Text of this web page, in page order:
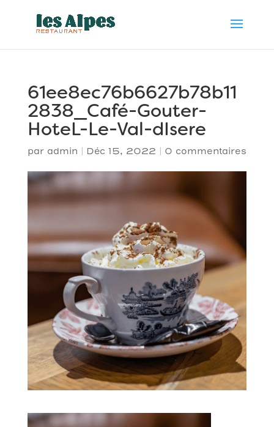
61ee8ec76b6627b78b11
2838_Café-Gouter-
HoteL-Le-Val-dIsere
par admin | Déc 15, 2022 | 0 commentaires